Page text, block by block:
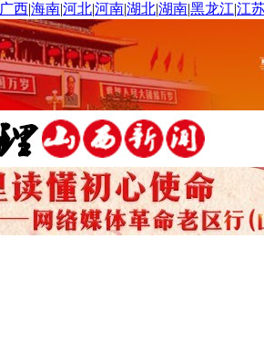
广西|海南|河北|河南|湖北|湖南|黑龙江|江